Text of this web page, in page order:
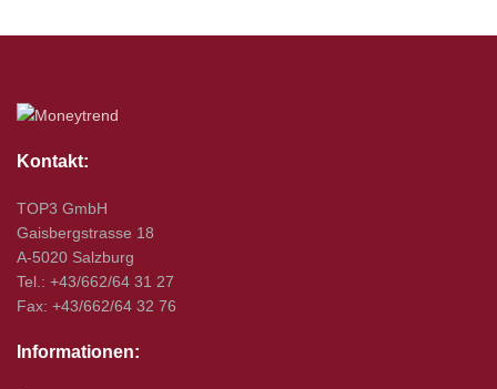
Kontakt:
TOP3 GmbH
Gaisbergstrasse 18
A-5020 Salzburg
Tel.: +43/662/64 31 27
Fax: +43/662/64 32 76
Informationen: